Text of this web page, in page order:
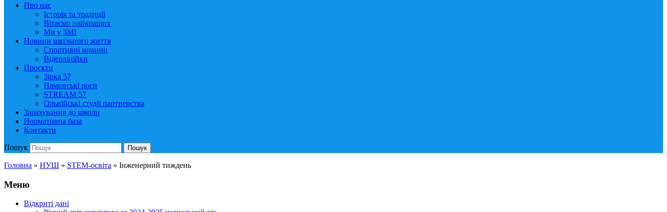
Про нас
Історія та традиції
Вітаємо найкращих
Ми у ЗМІ
Новини шкільного життя
Спортивні новини
Відеолінійки
Проєкти
Зірка 57
Намивські роси
STREAM 57
Ольвійські студії партнерства
Зарахування до школи
Нормативна база
Контакти
Пошук Пошук
Головна » НУШ » STEM-освіта » Інженерний тиждень
Меню
Відкриті дані